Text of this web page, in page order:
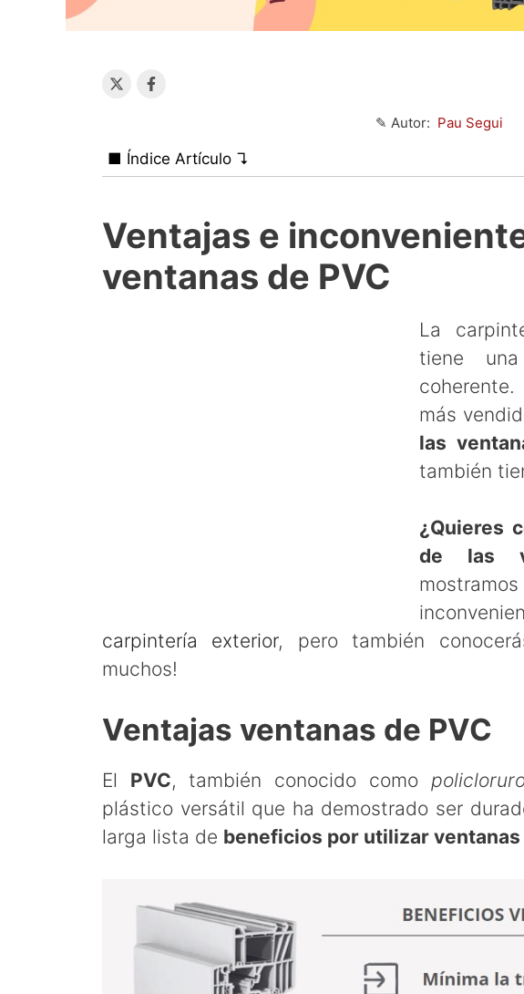
✎ Autor: Pau Segui
■ Índice Artículo ↴
Ventajas e
ventanas de PVC
La
tiene
más
las
también
¿Quieres
de las
carpintería exterior, pero también
muchos!
Ventajas ventanas de PVC
El PVC, también conocido como
plástico versátil que ha demostrado ser
larga lista de beneficios por utilizar ventanas